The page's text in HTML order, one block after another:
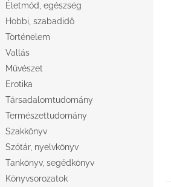
Életmód, egészség
Hobbi, szabadidő
Történelem
Vallás
Művészet
Erotika
Társadalomtudomány
Természettudomány
Szakkönyv
Szótár, nyelvkönyv
Tankönyv, segédkönyv
Könyvsorozatok